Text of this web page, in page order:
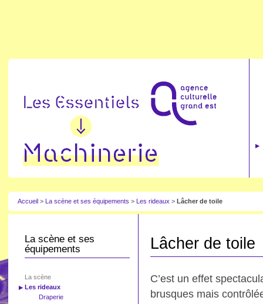
Accueil > La scène et ses équipements > Les rideaux > Lâcher de toile
La scène et ses
équipements
La scène
Les rideaux
Draperie
Lâcher de toile
C’est un effet
brusques mais